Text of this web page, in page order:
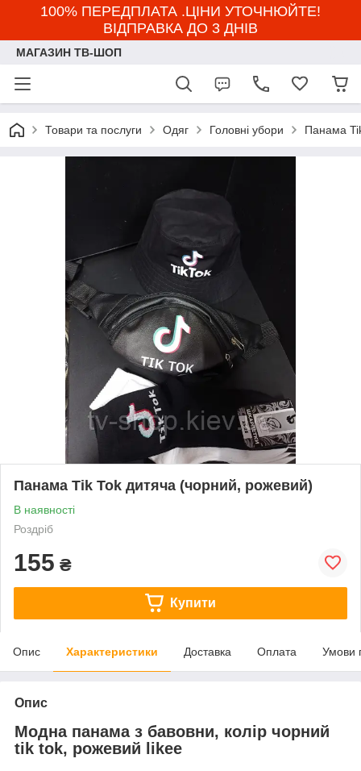
100% ПЕРЕДПЛАТА .ЦІНИ УТОЧНЮЙТЕ!
ВІДПРАВКА ДО 3 ДНІВ
МАГАЗИН ТВ-ШОП
Товари та послуги Одяг Головні убори Панама
Панама Tik Tok дитяча (чорний, рожевий)
В наявності
Роздріб
155 ₴
Купити
Опис Характеристики Доставка Оплата Умови
Опис
Модна панама з бавовни, колір чорний
tik tok, рожевий likee